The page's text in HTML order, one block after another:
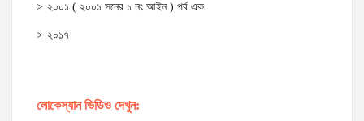
২০০১ ( ২০০১ সনের ১ নং আইন ) পর্ব এক
২০১৭
লোকেস্যান ভিডিও দেখুন: